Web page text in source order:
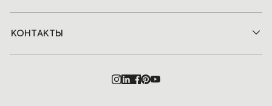
КОНТАКТЫ